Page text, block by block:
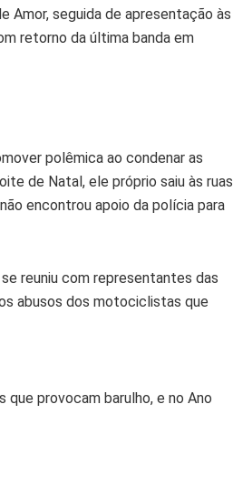
Amor, seguida de apresentação às
retorno da última banda em
polêmica ao condenar as
de Natal, ele próprio saiu às ruas
encontrou apoio da polícia para
reuniu com representantes das
abusos dos motociclistas que
provocam barulho, e no Ano